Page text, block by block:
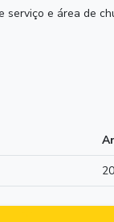
serviço e área de